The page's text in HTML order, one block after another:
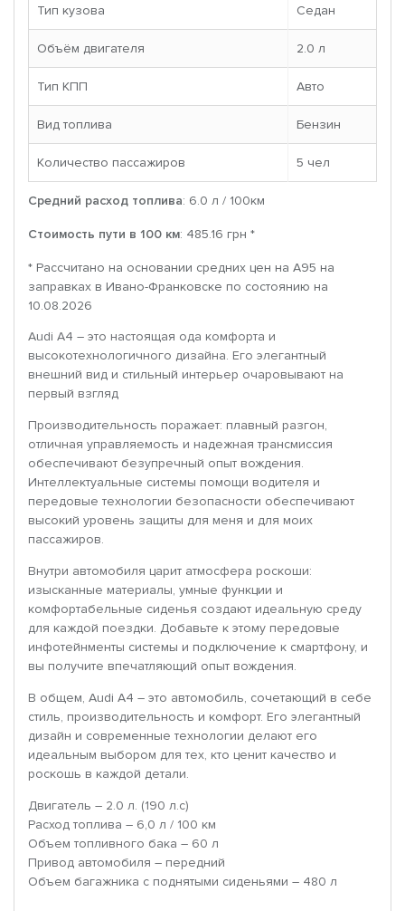
Тип кузова Седан
Объём двигателя 2.0 л
Тип КПП Авто
Вид топлива Бензин
Количество пассажиров 5 чел
Средний расход топлива: 6.0 л / 100км
Стоимость пути в 100 км: 485.16 грн *
* Рассчитано на основании средних цен на A95 на
заправках в Ивано-Франковске по состоянию на
10.08.2026
Audi A4 – это настоящая ода комфорта и
высокотехнологичного дизайна. Его элегантный
внешний вид и стильный интерьер очаровывают на
первый взгляд
Производительность поражает: плавный разгон,
отличная управляемость и надежная трансмиссия
обеспечивают безупречный опыт вождения.
Интеллектуальные системы помощи водителя и
передовые технологии безопасности обеспечивают
высокий уровень защиты для меня и для моих
пассажиров.
Внутри автомобиля царит атмосфера роскоши:
изысканные материалы, умные функции и
комфортабельные сиденья создают идеальную среду
для каждой поездки. Добавьте к этому передовые
инфотейнменты системы и подключение к смартфону, и
вы получите впечатляющий опыт вождения.
В общем, Audi A4 – это автомобиль, сочетающий в себе
стиль, производительность и комфорт. Его элегантный
дизайн и современные технологии делают его
идеальным выбором для тех, кто ценит качество и
роскошь в каждой детали.
Двигатель – 2.0 л. (190 л.с)
Расход топлива – 6,0 л / 100 км
Объем топливного бака – 60 л
Привод автомобиля – передний
Объем багажника с поднятыми сиденьями – 480 л